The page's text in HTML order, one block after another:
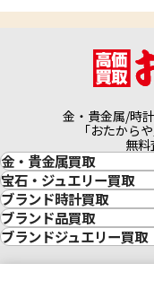
金・貴金属/時
「おたから
無料
金・貴金属買取
金買取
金の相場価格情報
金の参考買取価格一覧
インゴット買取
インゴットの相場価格情
24金買取
宝石・ジュエリー買取
宝石・ジュエリー買取
ダイヤモンド買取
ダイヤモンド・宝石の
リング・結婚指輪買取
エメラルド買取
ブランド時計買取
時計買取
ロレックス買取
ロレックス デイトナ買取
ロレックス サブマリー
ブランド品買取
ブランド買取
ブランドジュエリー買取